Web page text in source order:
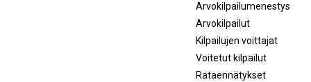
Arvokilpailumenestys
Arvokilpailut
Kilpailujen voittajat
Voitetut kilpailut
Rataennätykset